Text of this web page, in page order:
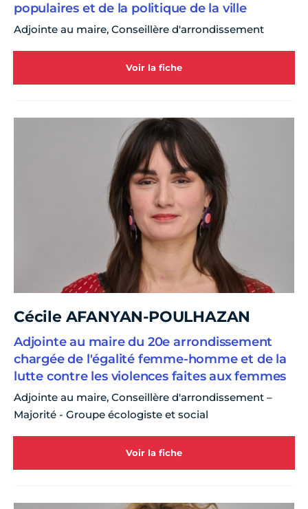
populaires et de la politique de la ville
Adjointe au maire, Conseillère d'arrondissement
Voir la fiche
Cécile AFANYAN-POULHAZAN
Adjointe au maire du 20e arrondissement
chargée de l'égalité femme-homme et de la
lutte contre les violences faites aux femmes
Adjointe au maire, Conseillère d'arrondissement –
Majorité - Groupe écologiste et social
Voir la fiche